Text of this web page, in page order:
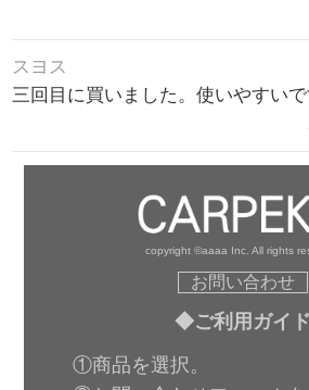
スヨス
三回目に買いました。使いやすいで
copyright ©aaaa Inc. All rights
お問い合わせ
◆ご利用ガイド
①商品を選択。